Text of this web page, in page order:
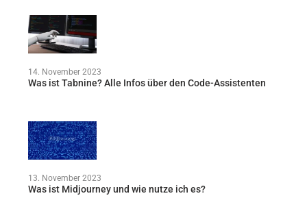
14. November 2023
Was ist Tabnine? Alle Infos über den Code-Assistenten
13. November 2023
Was ist Midjourney und wie nutze ich es?